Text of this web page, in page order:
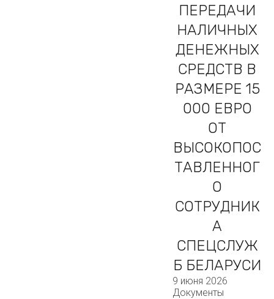
ПЕРЕДАЧИ
НАЛИЧНЫХ
ДЕНЕЖНЫХ
СРЕДСТВ В
РАЗМЕРЕ 15
000 ЕВРО
ОТ
ВЫСОКОПОС
ТАВЛЕННОГ
О
СОТРУДНИК
А
СПЕЦСЛУЖ
Б БЕЛАРУСИ
9 июня 2026
Документы